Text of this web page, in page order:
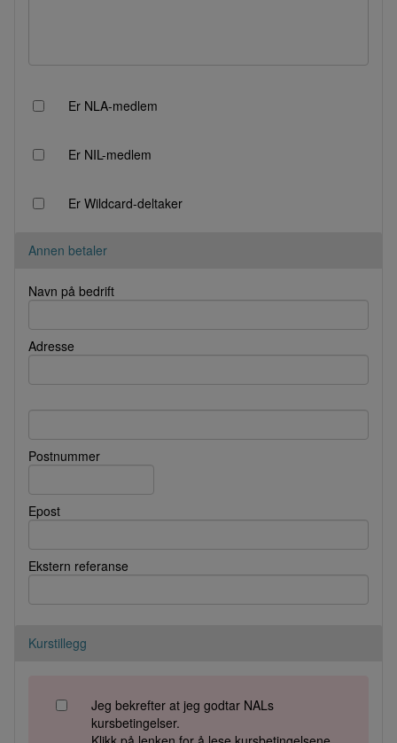
Er NLA-medlem
Er NIL-medlem
Er Wildcard-deltaker
Annen betaler
Navn på bedrift
Adresse
Postnummer
Epost
Ekstern referanse
Kurstillegg
Jeg bekrefter at jeg godtar NALs
kursbetingelser.